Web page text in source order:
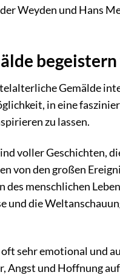
Weyden und Hans
Gemälde
in eine
zu lassen.
voller Geschichten,
von den großen
menschlichen
und die
sehr emotional und
Angst und Hoffnung